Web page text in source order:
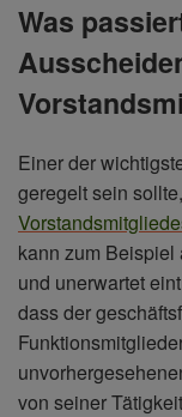
Was
Einer der
geregelt sein
kann zum
und unerwartet
dass der
von seiner